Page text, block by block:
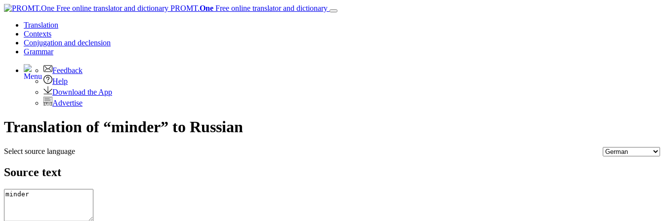
PROMT.One Free online translator and dictionary
Translation
Contexts
Conjugation and declension
Grammar
Feedback
Help
Download the App
Advertise
Translation of “minder” to Russian
Select source language
Source text